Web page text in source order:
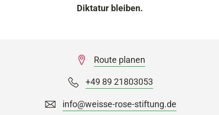
Diktatur bleiben.
Route planen
+49 89 21803053
info@weisse-rose-stiftung.de